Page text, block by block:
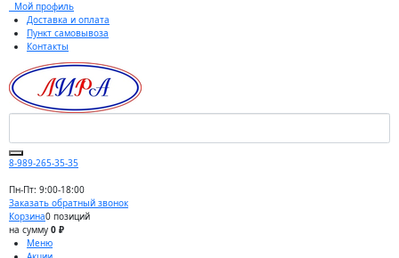
Мой профиль
Доставка и оплата
Пункт самовывоза
Контакты
8-989-265-35-35
Пн-Пт: 9:00-18:00
Заказать обратный звонок
Корзина0 позиций
на сумму 0 ₽
Меню